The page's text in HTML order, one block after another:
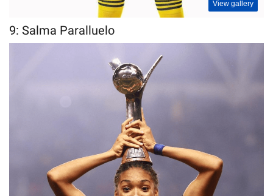
View gallery
9: Salma Paralluelo